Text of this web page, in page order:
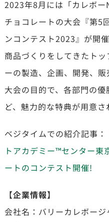
2023年8月には「カレボ
チョコレートの大会『第5
ンコンテスト2023』が開
商品づくりをしてきたト
ーの製造、企画、開発、
大会の目的で、各部門の
ど、魅力的な特典が用意さ
ベジタイムでの紹介記事：
トアカデミー™センター東
ートのコンテスト開催!
【企業情報】
会社名：バリーカレボー